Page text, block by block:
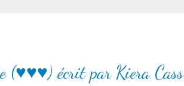
(♥♥♥) écrit par Kiera